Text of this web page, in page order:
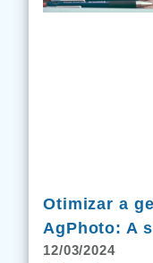
Otimizar a
AgPhoto: A
12/03/2024